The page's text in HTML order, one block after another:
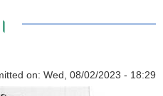
on: Wed, 08/02/2023 - 18:29